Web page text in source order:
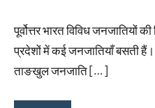
पूर्वोत्तर भारत विविध जनजातियों
प्रदेशों में कई जनजातियाँ बसती
ताङखुल जनजाति […]